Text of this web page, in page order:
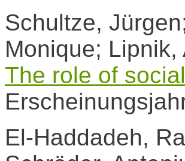
Schultze,
Monique; Lipnik,
The role of
El-Haddadeh,